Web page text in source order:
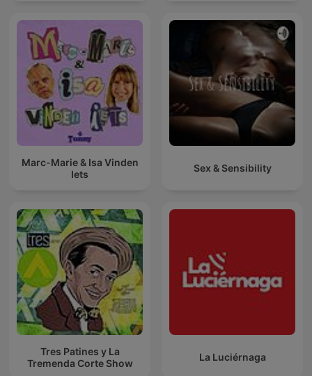
Marc-Marie & Isa Vinden
Iets
Sex & Sensibility
Tres Patines y La
Tremenda Corte Show
La Luciérnaga